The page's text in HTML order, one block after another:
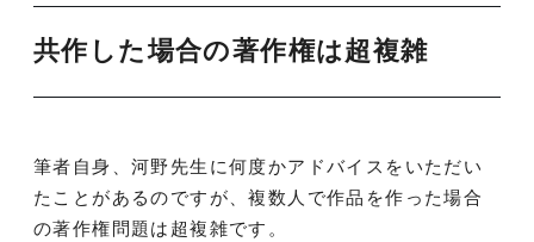
共作した場合の著作権は超複雑
筆者自身、河野先生に何度かアドバイスをいただい
たことがあるのですが、複数人で作品を作った場合
の著作権問題は超複雑です。